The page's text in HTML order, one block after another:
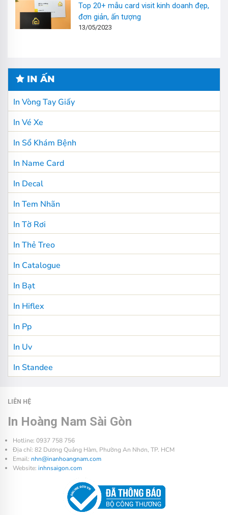
Top 20+ mẫu card visit kinh doanh đẹp,
đơn giản, ấn tượng
13/05/2023
IN ẤN
In Vòng Tay Giấy
In Vé Xe
In Sổ Khám Bệnh
In Name Card
In Decal
In Tem Nhãn
In Tờ Rơi
In Thẻ Treo
In Catalogue
In Bạt
In Hiflex
In Pp
In Uv
In Standee
LIÊN HỆ
In Hoàng Nam Sài Gòn
Hotline: 0937 758 756
Địa chỉ: 82 Dương Quảng Hàm, Phường An Nhơn, TP. HCM
Email: nhn@inanhoangnam.com
Website: inhnsaigon.com